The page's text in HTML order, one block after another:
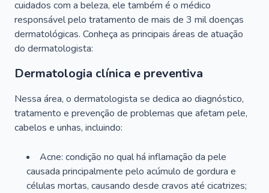
cuidados com a beleza, ele também é o médico
responsável pelo tratamento de mais de 3 mil doenças
dermatológicas. Conheça as principais áreas de atuação
do dermatologista:
Dermatologia clínica e preventiva
Nessa área, o dermatologista se dedica ao diagnóstico,
tratamento e prevenção de problemas que afetam pele,
cabelos e unhas, incluindo:
Acne: condição no qual há inflamação da pele
causada principalmente pelo acúmulo de gordura e
células mortas, causando desde cravos até cicatrizes;